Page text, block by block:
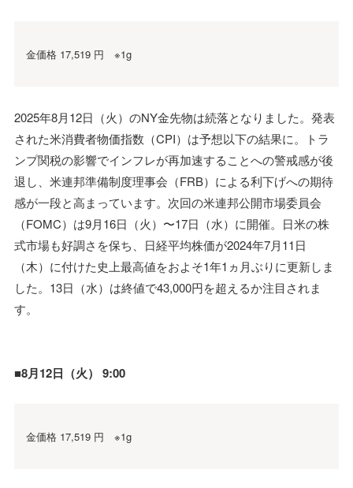
金価格 17,519 円 ※1g
2025年8月12日（火）のNY金先物は続落となりました。発表
された米消費者物価指数（CPI）は予想以下の結果に。トラ
ンプ関税の影響でインフレが再加速することへの警戒感が後
退し、米連邦準備制度理事会（FRB）による利下げへの期待
感が一段と高まっています。次回の米連邦公開市場委員会
（FOMC）は9月16日（火）〜17日（水）に開催。日米の株
式市場も好調さを保ち、日経平均株価が2024年7月11日
（木）に付けた史上最高値をおよそ1年1ヵ月ぶりに更新しま
した。13日（水）は終値で43,000円を超えるか注目されま
す。
■8月12日（火） 9:00
金価格 17,519 円 ※1g